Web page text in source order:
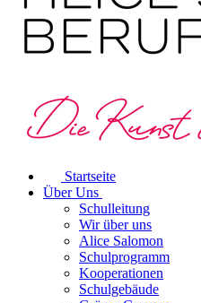
Startseite
Über Uns
Schulleitung
Wir über uns
Alice Salomon
Schulprogramm
Kooperationen
Schulgebäude